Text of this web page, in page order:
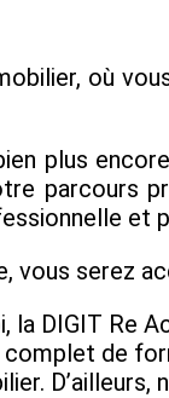
où
plus
parcours
et
vous serez
la DIGIT Re
de